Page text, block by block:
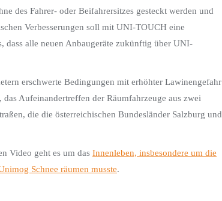
des Fahrer- oder Beifahrersitzes gesteckt werden und
Verbesserungen soll mit UNI-TOUCH eine
dass alle neuen Anbaugeräte zukünftig über UNI-
erschwerte Bedingungen mit erhöhter Lawinengefahr
Aufeinandertreffen der Räumfahrzeuge aus zwei
die die österreichischen Bundesländer Salzburg und
Video geht es um das Innenleben, insbesondere um die
Schnee räumen musste.